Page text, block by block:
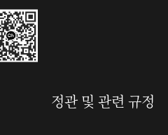
정관 및 관련 규정